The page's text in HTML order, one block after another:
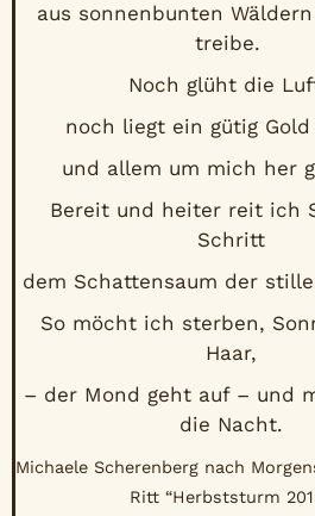
aus sonnenbunten
treibe.
Noch glüht die
noch liegt ein gütig
und allem um mich her
Bereit und heiter reit ich
Schritt
dem Schattensaum der
So möcht ich sterben,
Haar,
– der Mond geht auf – und
die Nacht.
Michaele Scherenberg nach
Ritt “Herbststurm